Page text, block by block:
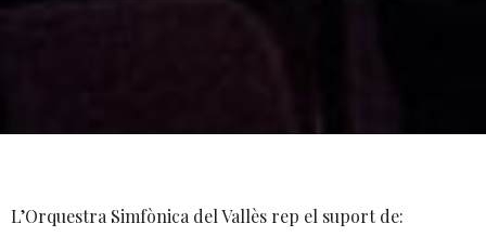
L’Orquestra Simfònica del Vallès rep el suport de: